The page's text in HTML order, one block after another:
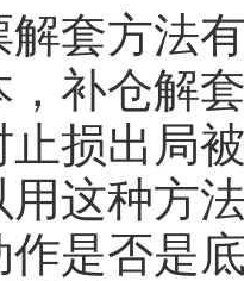
套方法
，补仓
损出局
用这种方
作是否是